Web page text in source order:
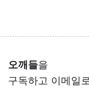
오깨들을
구독하고 이메일